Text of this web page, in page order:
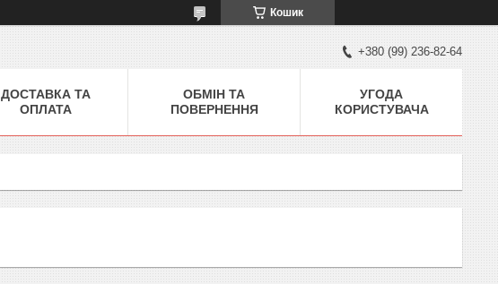
Кошик
+380 (99) 236-82-64
ДОСТАВКА ТА
ОПЛАТА
ОБМІН ТА
ПОВЕРНЕННЯ
УГОДА
КОРИСТУВАЧА